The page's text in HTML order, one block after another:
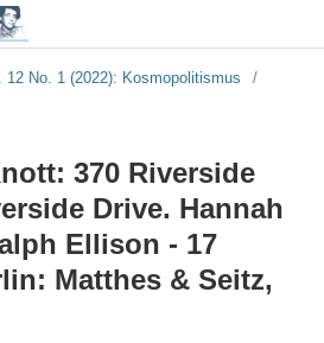
12 No. 1 (2022): Kosmopolitismus
/
370 Riverside
Drive. Hannah
Ellison - 17
Matthes & Seitz,